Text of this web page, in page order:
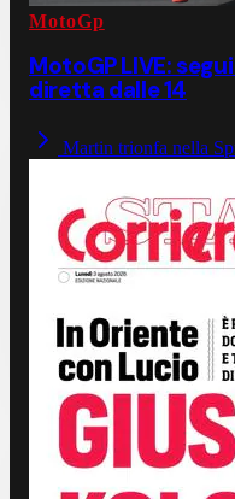
MotoGp
MotoGP LIVE:
diretta dalle 14
Martin trionfa nella